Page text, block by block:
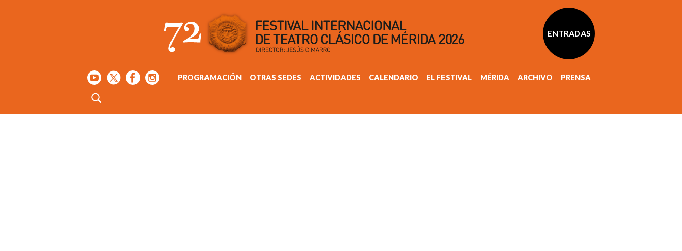
ENTRADAS
PROGRAMACIÓN OTRAS SEDES ACTIVIDADES CALENDARIO EL FESTIVAL MÉRIDA ARCHIVO PRENSA